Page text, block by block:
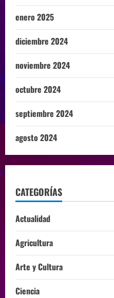
enero 2025
diciembre 2024
noviembre 2024
octubre 2024
septiembre 2024
agosto 2024
CATEGORÍAS
Actualidad
Agricultura
Arte y Cultura
Ciencia